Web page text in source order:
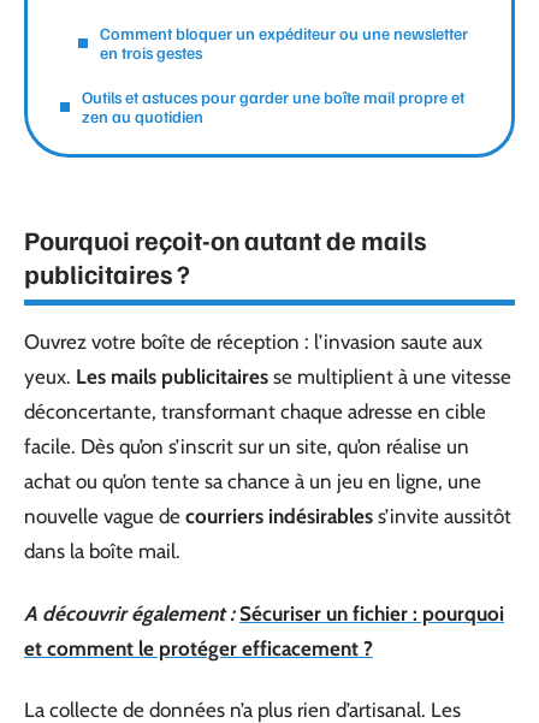
Comment bloquer un expéditeur ou une newsletter
en trois gestes
Outils et astuces pour garder une boîte mail propre et
zen au quotidien
Pourquoi reçoit-on autant de mails
publicitaires ?
Ouvrez votre boîte de réception : l’invasion saute aux
yeux. Les mails publicitaires se multiplient à une vitesse
déconcertante, transformant chaque adresse en cible
facile. Dès qu’on s’inscrit sur un site, qu’on réalise un
achat ou qu’on tente sa chance à un jeu en ligne, une
nouvelle vague de courriers indésirables s’invite aussitôt
dans la boîte mail.
A découvrir également : Sécuriser un fichier : pourquoi
et comment le protéger efficacement ?
La collecte de données n’a plus rien d’artisanal. Les